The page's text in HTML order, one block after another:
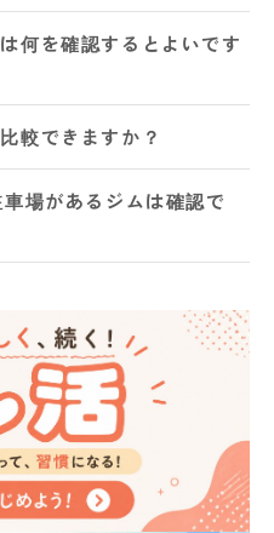
何を確認するとよいです
較できますか？
場があるジムは確認で